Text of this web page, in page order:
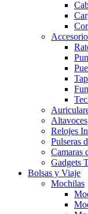
Altavoces
Relojes
Pulseras
Camaras
Gadgets
Bolsas y Viaje
Mochilas